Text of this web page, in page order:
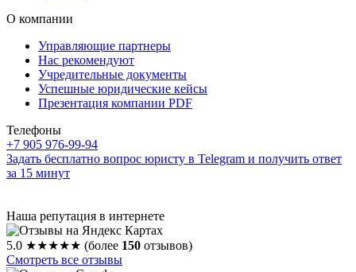
О компании
Управляющие партнеры
Нас рекомендуют
Учредительные документы
Успешные юридические кейсы
Презентация компании PDF
Телефоны
+7 905 976-99-94
Задать бесплатно вопрос юристу в Telegram и получить ответ
за 15 минут
Наша репутация в интернете
5.0 ★★★★★ (более 150 отзывов)
Смотреть все отзывы